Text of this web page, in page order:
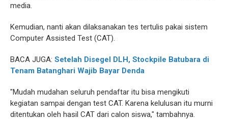
media.
Kemudian, nanti akan dilaksanakan tes tertulis pakai sistem
Computer Assisted Test (CAT).
BACA JUGA: Setelah Disegel DLH, Stockpile Batubara di
Tenam Batanghari Wajib Bayar Denda
"Mudah mudahan seluruh pendaftar itu bisa mengikuti
kegiatan sampai dengan test CAT. Karena kelulusan itu murni
ditentukan oleh hasil CAT dari calon siswa," tambahnya.